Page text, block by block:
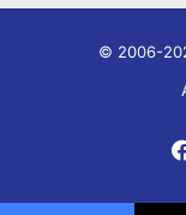
© 2006-